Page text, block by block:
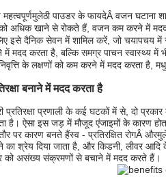
मुलेठी पाउडर के फायदेÂ वजन घटाना
अधिक खाने से रोकते हैं, वजन कम करने में
इसे दैनिक सेवन में शामिल करें, जो चयापचय
में मदद करता है, बल्कि समग्र पाचन स्वास्थ्य में
के लक्षणों को कम करने में मदद करता है,
बनाने में मदद करता है
प्रतिरक्षा प्रणाली के कई घटकों में से, दो प्रकार
है। ऐसा इस जड़ में मौजूद एंजाइमों के कारण
पर कारण बनते हैंस्व - प्रतिरक्षित रोगÂ और
का श्रेय दिया जाता है, और किडनी, लीवर आदि
को असंख्य संक्रमणों से बचाने में मदद करते हैं।